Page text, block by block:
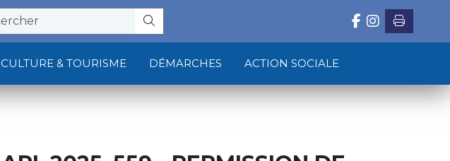
CULTURE & TOURISME DÉMARCHES ACTION SOCIALE